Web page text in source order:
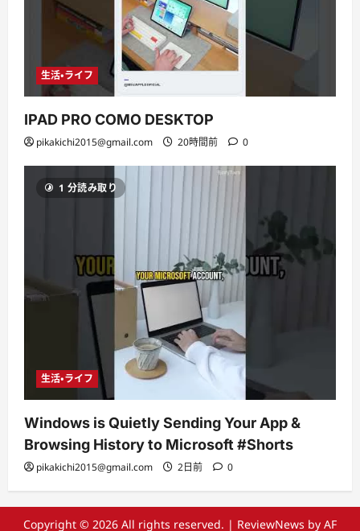
生活・ライフ
IPAD PRO COMO DESKTOP
pikakichi2015@gmail.com 20時間前 0
1 分読み取り
生活・ライフ
Windows is Quietly Sending Your App &
Browsing History to Microsoft #Shorts
pikakichi2015@gmail.com 2日前 0
Copyright © 2026 All rights reserved. | ReviewNews by AF